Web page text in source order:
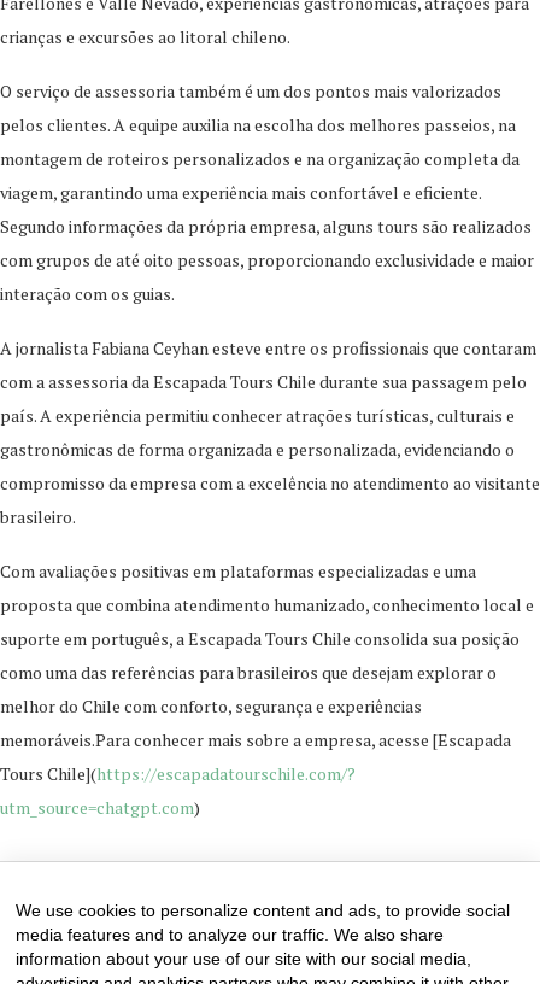
crianças e excursões ao litoral chileno.
O serviço de assessoria também é um dos pontos mais valorizados
pelos clientes. A equipe auxilia na escolha dos melhores passeios, na
montagem de roteiros personalizados e na organização completa da
viagem, garantindo uma experiência mais confortável e eficiente.
Segundo informações da própria empresa, alguns tours são realizados
com grupos de até oito pessoas, proporcionando exclusividade e maior
interação com os guias.
A jornalista Fabiana Ceyhan esteve entre os profissionais que contaram
com a assessoria da Escapada Tours Chile durante sua passagem pelo
país. A experiência permitiu conhecer atrações turísticas, culturais e
gastronômicas de forma organizada e personalizada, evidenciando o
compromisso da empresa com a excelência no atendimento ao visitante
brasileiro.
Com avaliações positivas em plataformas especializadas e uma
proposta que combina atendimento humanizado, conhecimento local e
suporte em português, a Escapada Tours Chile consolida sua posição
como uma das referências para brasileiros que desejam explorar o
melhor do Chile com conforto, segurança e experiências
memoráveis.Para conhecer mais sobre a empresa, acesse [Escapada
Tours Chile](https://escapadatourschile.com/?
utm_source=chatgpt.com)
We use cookies to personalize content and ads, to provide social
media features and to analyze our traffic. We also share
information about your use of our site with our social media,